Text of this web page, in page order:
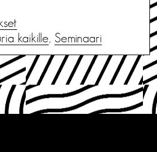
kaikille, Seminaari